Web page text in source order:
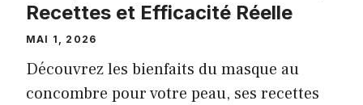
Recettes et Efficacité Réelle
MAI 1, 2026
Découvrez les bienfaits du masque au
concombre pour votre peau, ses recettes